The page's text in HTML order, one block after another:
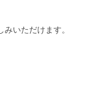
いただけます。